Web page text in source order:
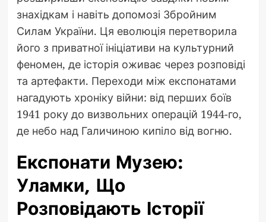
знахідкам і навіть допомозі Збройним
Силам України. Ця еволюція перетворила
його з приватної ініціативи на культурний
феномен, де історія оживає через розповіді
та артефакти. Переходи між експонатами
нагадують хроніку війни: від перших боїв
1941 року до визвольних операцій 1944-го,
де небо над Галичиною кипіло від вогню.
Експонати Музею:
Уламки, Що
Розповідають Історії